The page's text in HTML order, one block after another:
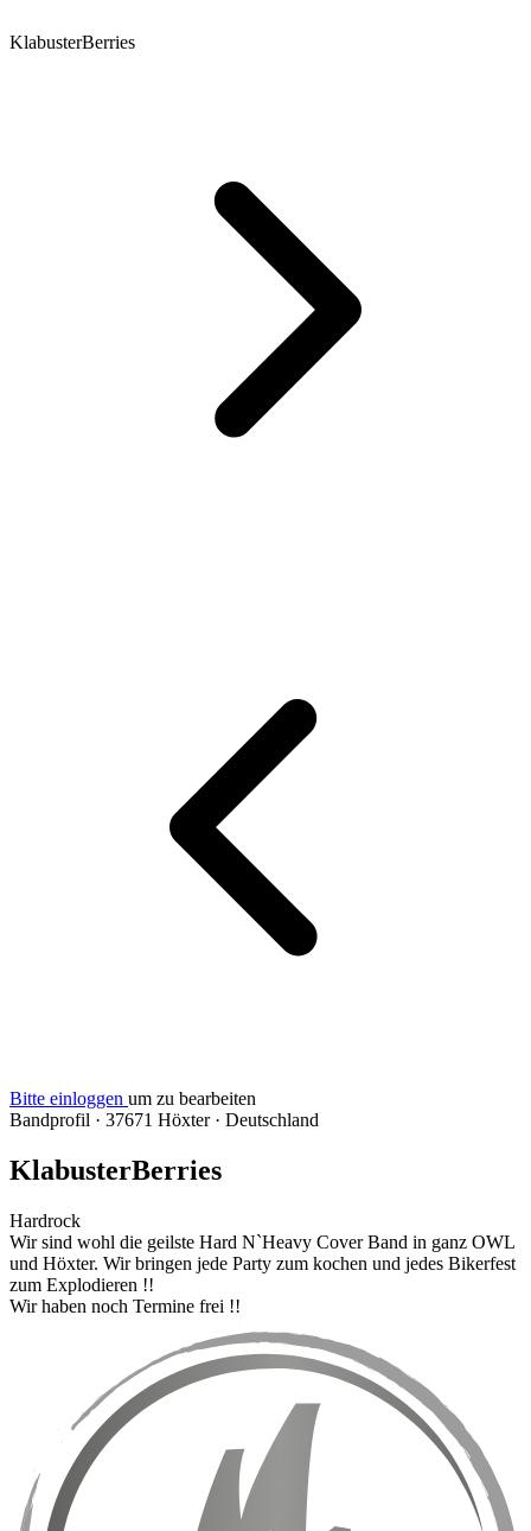
KlabusterBerries
Bitte einloggen um zu bearbeiten
Bandprofil · 37671 Höxter · Deutschland
KlabusterBerries
Hardrock
Wir sind wohl die geilste Hard N`Heavy Cover Band in ganz OWL
und Höxter. Wir bringen jede Party zum kochen und jedes Bikerfest
zum Explodieren !!
Wir haben noch Termine frei !!